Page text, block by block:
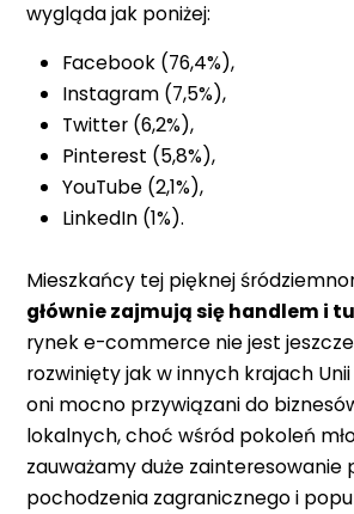
wygląda jak poniżej:
Facebook (76,4%),
Instagram (7,5%),
Twitter (6,2%),
Pinterest (5,8%),
YouTube (2,1%),
LinkedIn (1%).
Mieszkańcy tej pięknej
głównie zajmują się handlem i
rynek e-commerce nie jest
rozwinięty jak w innych krajach Unii
oni mocno przywiązani do
lokalnych, choć wśród pokoleń
zauważamy duże zainteresowanie
pochodzenia zagranicznego i